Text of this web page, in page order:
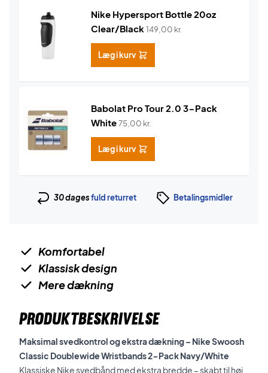
Nike Hypersport Bottle 20oz
Clear/Black149,00 kr.
Læg i kurv
Babolat Pro Tour 2.0 3-Pack
White75,00 kr.
Læg i kurv
30 dagesfuld returret Betalingsmidler
Komfortabel
Klassisk design
Mere dækning
PRODUKTBESKRIVELSE
Maksimal svedkontrol og ekstra dækning – Nike Swoosh
Classic Doublewide Wristbands 2-Pack Navy/White
Klassiske Nike svedbånd med ekstra bredde – skabt til høj